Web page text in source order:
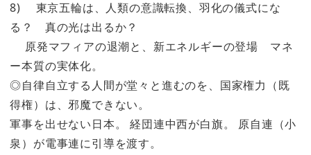
8) 東京五輪は、人類の意識転換、羽化の儀式にな
る？ 真の光は出るか？
原発マフィアの退潮と、新エネルギーの登場 マネ
ー本質の実体化。
◎自律自立する人間が堂々と進むのを、国家権力（既
得権）は、邪魔できない。
軍事を出せない日本。 経団連中西が白旗。 原自連（小
泉）が電事連に引導を渡す。